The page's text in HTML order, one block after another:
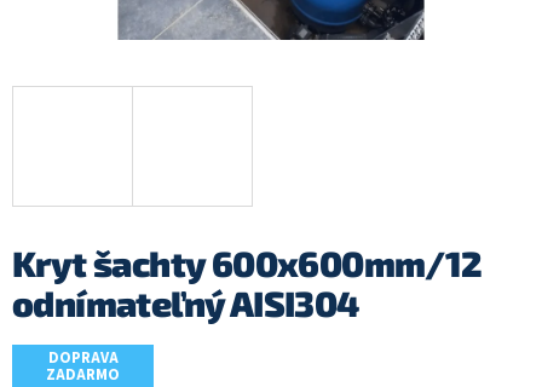
Kryt šachty 600x600mm/12
odnímateľný AISI304
DOPRAVA
ZADARMO